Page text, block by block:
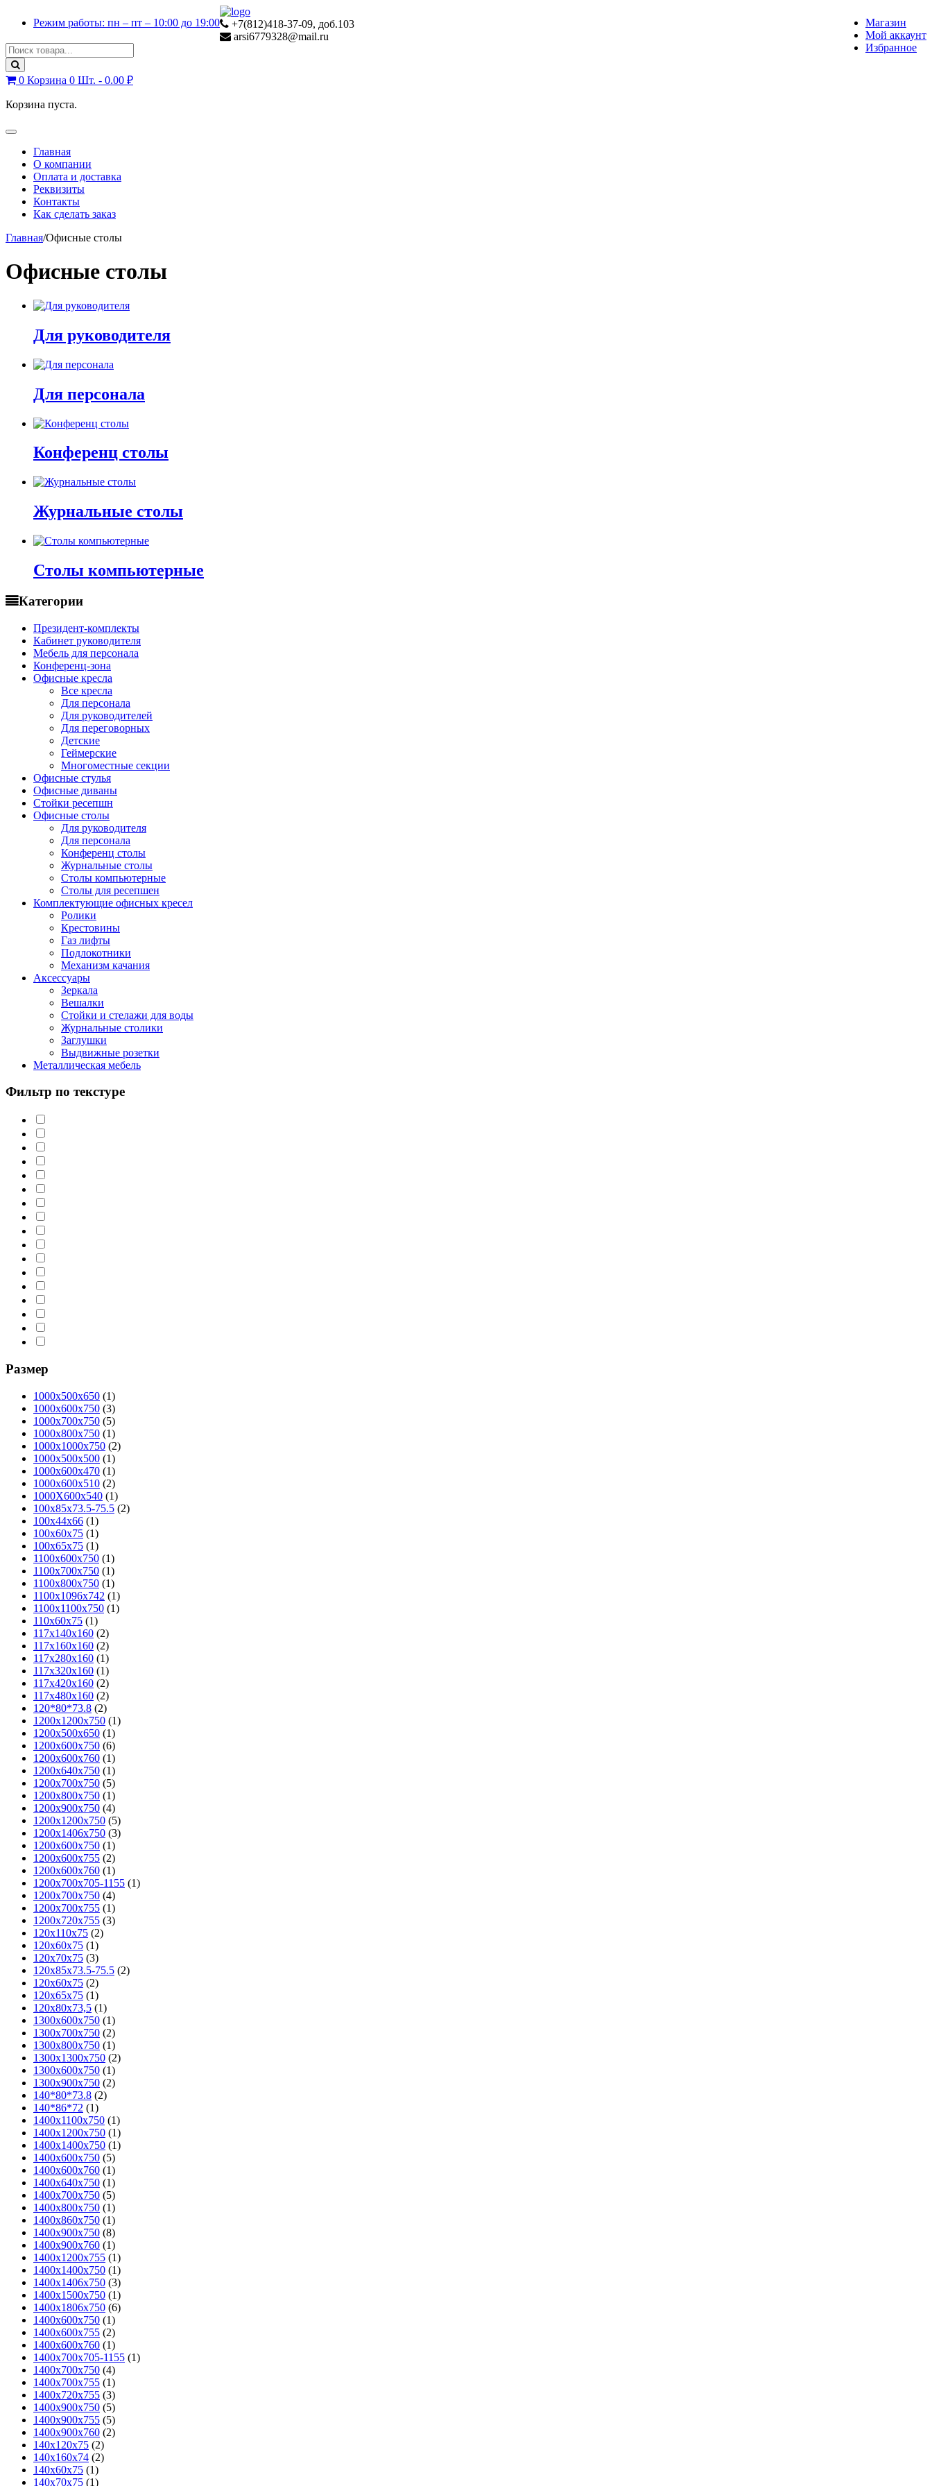
Режим работы: пн – пт – 10:00 до 19:00
Магазин
Мой аккаунт
Избранное
+7(812)418-37-09, доб.103
arsi6779328@mail.ru
Search
for:
0 Корзина 0 Шт. - 0.00 ₽
Корзина пуста.
Toggle
navigationГлавная
О компании
Оплата и доставка
Реквизиты
Контакты
Как сделать заказ
Главная/Офисные столы
Офисные столы
Для руководителя
Для персонала
Конференц столы
Журнальные столы
Столы компьютерные
Категории
Президент-комплекты
Кабинет руководителя
Мебель для персонала
Конференц-зона
Офисные кресла
Все кресла
Для персонала
Для руководителей
Для переговорных
Детские
Геймерские
Многоместные секции
Офисные стулья
Офисные диваны
Стойки ресепшн
Офисные столы
Для руководителя
Для персонала
Конференц столы
Журнальные столы
Столы компьютерные
Столы для ресепшен
Комплектующие офисных кресел
Ролики
Крестовины
Газ лифты
Подлокотники
Механизм качания
Аксессуары
Зеркала
Вешалки
Стойки и стелажи для воды
Журнальные столики
Заглушки
Выдвижные розетки
Металлическая мебель
Фильтр по текстуре
Размер
1000x500x650 (1)
1000x600x750 (3)
1000x700x750 (5)
1000x800x750 (1)
1000х1000х750 (2)
1000х500х500 (1)
1000х600х470 (1)
1000х600х510 (2)
1000Х600х540 (1)
100x85x73.5-75.5 (2)
100х44х66 (1)
100х60х75 (1)
100х65х75 (1)
1100x600x750 (1)
1100x700x750 (1)
1100x800x750 (1)
1100х1096х742 (1)
1100х1100х750 (1)
110х60х75 (1)
117х140х160 (2)
117х160х160 (2)
117х280х160 (1)
117х320х160 (1)
117х420х160 (2)
117х480х160 (2)
120*80*73.8 (2)
1200x1200x750 (1)
1200x500x650 (1)
1200x600x750 (6)
1200x600x760 (1)
1200x640x750 (1)
1200x700x750 (5)
1200x800x750 (1)
1200x900x750 (4)
1200х1200х750 (5)
1200х1406х750 (3)
1200х600х750 (1)
1200х600х755 (2)
1200х600х760 (1)
1200х700х705-1155 (1)
1200х700х750 (4)
1200х700х755 (1)
1200х720х755 (3)
120x110x75 (2)
120x60x75 (1)
120x70x75 (3)
120x85x73.5-75.5 (2)
120х60х75 (2)
120х65х75 (1)
120х80х73,5 (1)
1300x600x750 (1)
1300x700x750 (2)
1300x800x750 (1)
1300х1300х750 (2)
1300х600х750 (1)
1300х900х750 (2)
140*80*73.8 (2)
140*86*72 (1)
1400x1100x750 (1)
1400x1200x750 (1)
1400x1400x750 (1)
1400x600x750 (5)
1400x600x760 (1)
1400x640x750 (1)
1400x700x750 (5)
1400x800x750 (1)
1400x860x750 (1)
1400x900x750 (8)
1400x900x760 (1)
1400х1200х755 (1)
1400х1400х750 (1)
1400х1406х750 (3)
1400х1500х750 (1)
1400х1806х750 (6)
1400х600х750 (1)
1400х600х755 (2)
1400х600х760 (1)
1400х700х705-1155 (1)
1400х700х750 (4)
1400х700х755 (1)
1400х720х755 (3)
1400х900х750 (5)
1400х900х755 (5)
1400х900х760 (2)
140x120x75 (2)
140x160x74 (2)
140x60x75 (1)
140x70x75 (1)